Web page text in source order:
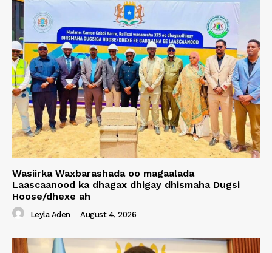
Wasiirka Waxbarashada oo magaalada
Laascaanood ka dhagax dhigay dhismaha Dugsi
Hoose/dhexe ah
Leyla Aden - August 4, 2026